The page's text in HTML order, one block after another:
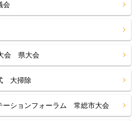
会
会 県大会
大掃除
ションフォーラム 常総市大会